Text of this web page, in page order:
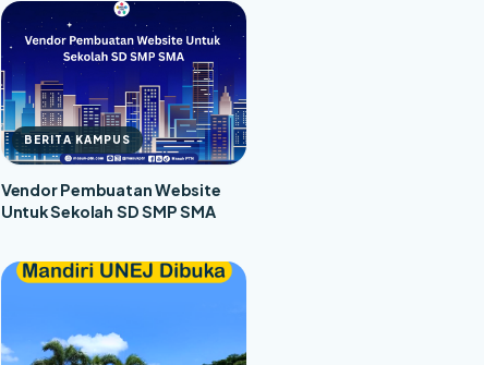
BERITA KAMPUS
Vendor Pembuatan Website
Untuk Sekolah SD SMP SMA